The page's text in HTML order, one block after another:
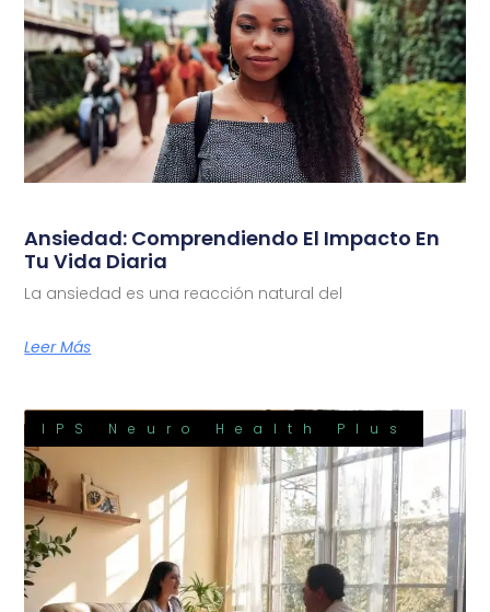
Ansiedad: Comprendiendo El Impacto En
Tu Vida Diaria
La ansiedad es una reacción natural del
Leer Más
IPS Neuro Health Plus